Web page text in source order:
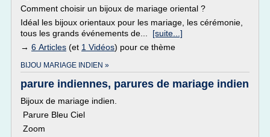
Comment choisir un bijoux de mariage oriental ?
Idéal les bijoux orientaux pour les mariage, les cérémonie,
tous les grands événements de... [suite...]
→ 6 Articles (et 1 Vidéos) pour ce thème
BIJOU MARIAGE INDIEN »
parure indiennes, parures de mariage indien
Bijoux de mariage indien.
Parure Bleu Ciel
Zoom